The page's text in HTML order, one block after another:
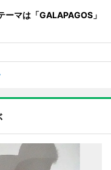
マは「GALAPAGOS」